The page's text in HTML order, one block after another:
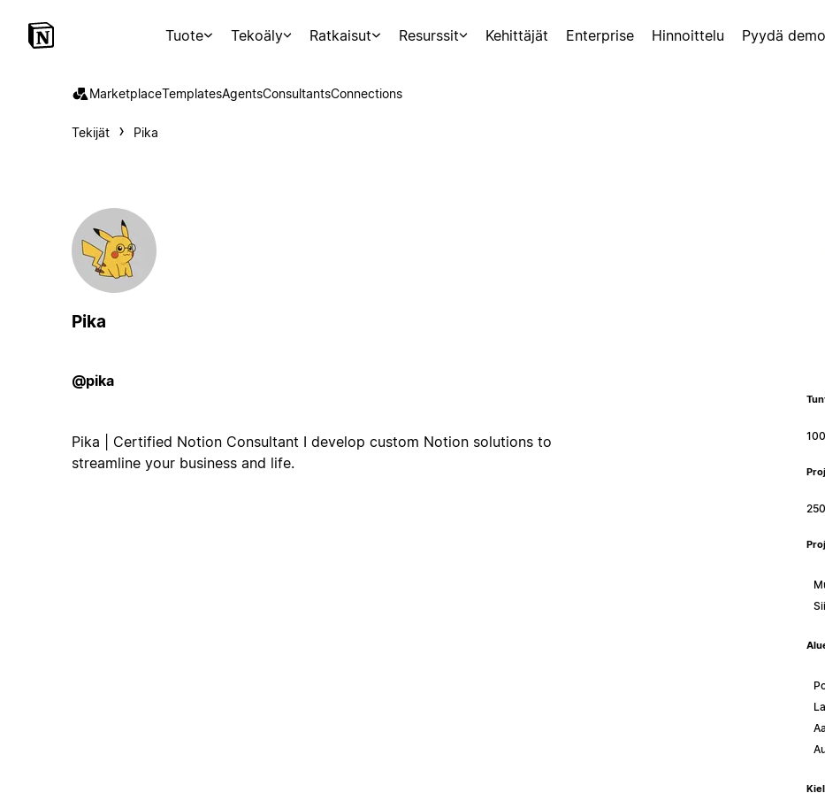
Tuote Tekoäly Ratkaisut Resurssit Kehittäjät Enterprise Hinnoittelu Pyydä
MarketplaceTemplatesAgentsConsultantsConnections
Tekijät Pika
Pika
@pika
Pika | Certified Notion Consultant I develop custom Notion solutions to
streamline your business and life.